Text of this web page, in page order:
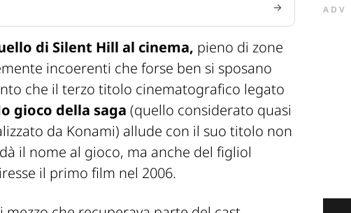
di Silent Hill al cinema, pieno di zone
incoerenti che forse ben si sposano
che il terzo titolo cinematografico legato
gioco della saga (quello considerato quasi
da Konami) allude con il suo titolo non
il nome al gioco, ma anche del figliol
il primo film nel 2006.
ADV